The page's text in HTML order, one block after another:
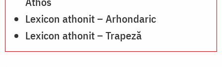
Lexicon athonit – Arhondaric
Lexicon athonit – Trapeză